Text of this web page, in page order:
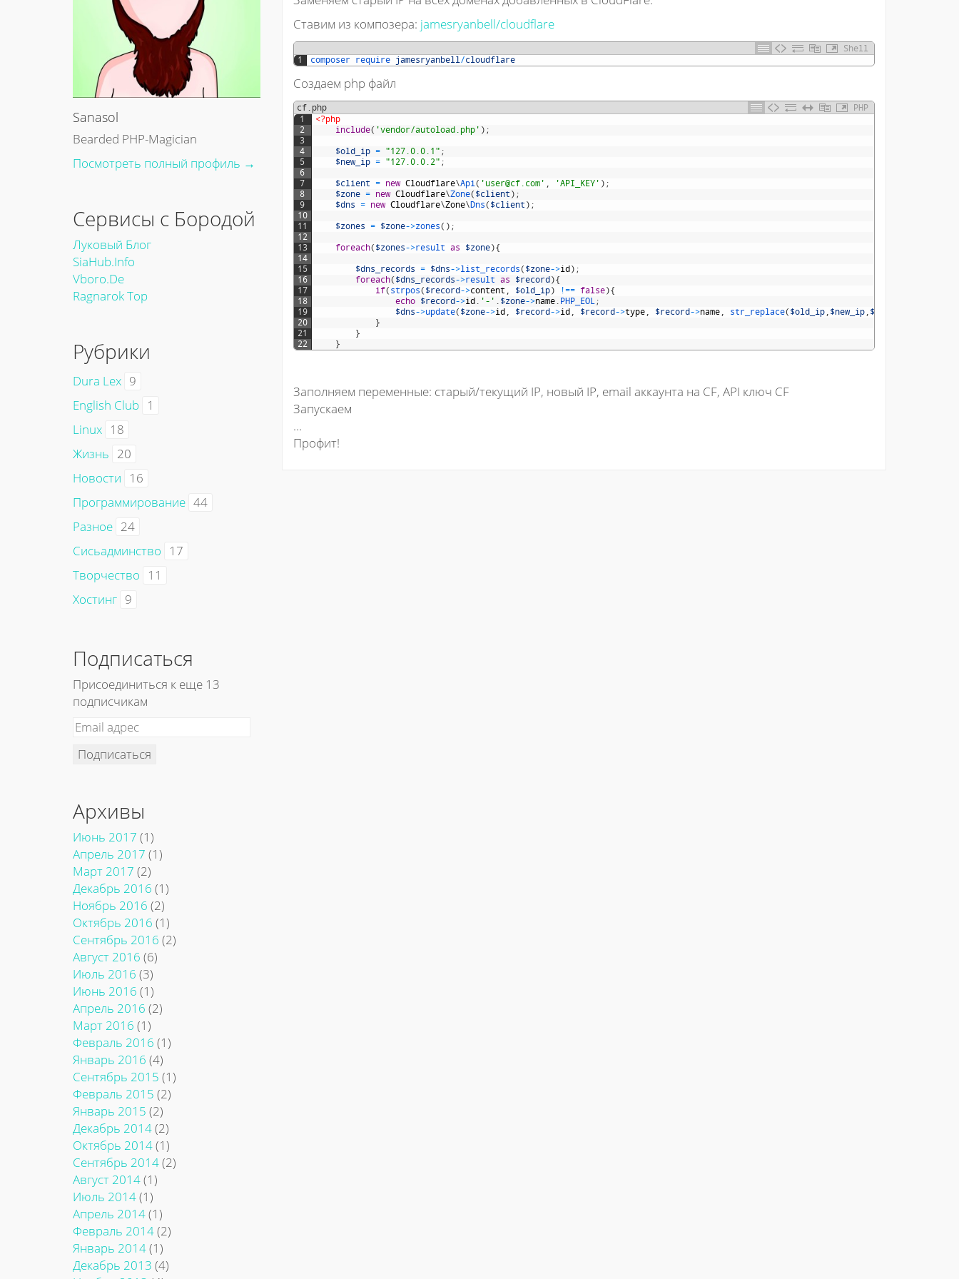
Ставим из композера: jamesryanbell/cloudflare
Shell
1
composer require jamesryanbell/cloudflare
Создаем php файл
cf.php
PHP
1
2
3
4
5
6
7
8
9
10
11
12
13
14
15
16
17
18
19
20
21
22
<?php
include( 'vendor/autoload.php' ) ;
$old_ip = "127.0.0.1" ;
$new_ip = "127.0.0.2" ;
$client = new Cloudflare\Api( ' user@cf.com' , 'API_KEY' ) ;
$zone = new Cloudflare\Zone( $client ) ;
$dns = new Cloudflare\Zone\Dns( $client ) ;
$zones = $zone->zones( ) ;
foreach( $zones->result as $zone){
$dns_records = $dns->list_records( $zone->id ) ;
foreach( $dns_records->result as $record ){
if( strpos( $record->content , $old_ip) !== false){
echo
$record->id . '-' . $zone->name. PHP_EOL;
$dns->update( $zone->id , $record->id , $record->type, $record->name, str_replace( $old_ip, $new_ip, $record
}
}
}
Заполняем переменные: старый/текущий IP, новый IP, email аккаунта на CF, API ключ CF
Запускаем
…
Профит!
Sanasol
Bearded PHP-Magician
Посмотреть полный профиль →
Сервисы с Бородой
Луковый Блог
SiaHub.info
Vboro.de
Ragnarok Top
Рубрики
Dura Lex 9
English Club 1
Linux 18
Жизнь 20
Новости
16
Программирование 44
Разное 24
Сисьадминство
17
Творчество
11
Хостинг 9
Подписаться
Присоединиться к еще 13
подписчикам
Подписаться
Архивы
Июнь 2017 (1)
Апрель 2017 (1)
Март 2017 (2)
Декабрь 2016 (1)
Ноябрь 2016 (2)
Октябрь 2016 (1)
Сентябрь 2016 (2)
Август 2016 (6)
Июль 2016 (3)
Июнь 2016 (1)
Апрель 2016 (2)
Март 2016 (1)
Февраль 2016 (1)
Январь 2016 (4)
Сентябрь 2015 (1)
Февраль 2015 (2)
Январь 2015 (2)
Декабрь 2014(2)
Октябрь 2014(1)
Сентябрь 2014(2)
Август 2014(1)
Июль 2014(1)
Апрель 2014(1)
Февраль 2014(2)
Январь 2014(1)
Декабрь 2013 (4)